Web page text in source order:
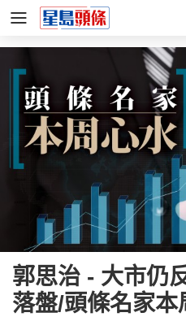
郭思治 - 大市仍
落盤/頭條名家本